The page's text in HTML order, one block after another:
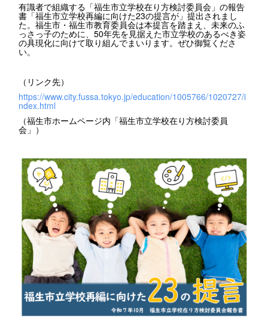
有識者で組織する「福生市立学校在り方検討委員会」の報告
書「福生市立学校再編に向けた23の提言が」提出されまし
た。福生市・福生市教育委員会は本提言を踏まえ、未来のふ
っさっ子のために、50年先を見据えた市立学校のあるべき姿
の具現化に向けて取り組んでまいります。ぜひ御覧くださ
い。
（リンク先）
https://www.city.fussa.tokyo.jp/education/1005766/1020727/i
ndex.html
（福生市ホームページ内「福生市立学校在り方検討委員
会」）